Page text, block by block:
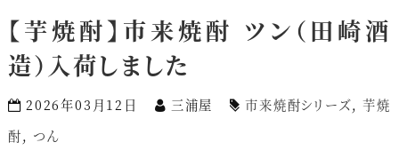
【芋焼酎】市来焼酎 ツン（田崎酒
造）入荷しました
2026年03月12日 三浦屋 市来焼酎シリーズ,芋焼
酎, つん